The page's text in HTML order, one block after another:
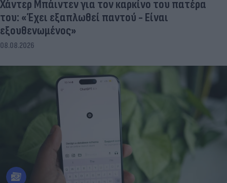
Χάντερ Μπάιντεν για τον καρκίνο του πατέρα
του: «Έχει εξαπλωθεί παντού - Είναι
εξουθενωμένος»
08.08.2026